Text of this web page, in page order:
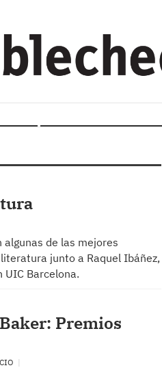
algunas de las mejores
junto a Raquel Ibáñez,
UIC Barcelona.
Premios